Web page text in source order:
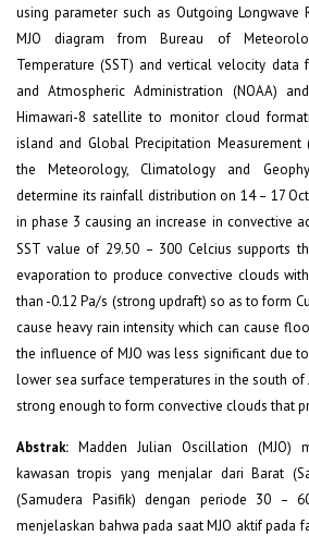
using parameter such as Outgoing Longwave
MJO diagram from Bureau of
Temperature (SST) and vertical velocity data
and Atmospheric Administration (NOAA)
Himawari-8 satellite to monitor cloud
island and Global Precipitation Measurement
the Meteorology, Climatology and
determine its rainfall distribution on 14 – 17
in phase 3 causing an increase in convective
SST value of 29.50– 300 Celcius supports
evaporation to produce convective clouds
than -0.12 Pa/s (strong updraft) so as to form
cause heavy rain intensity which can cause
the influence of MJO was less significant due
lower sea surface temperatures in the south
strong enough to form convective clouds that
Abstrak: Madden Julian Oscillation (MJO)
kawasan tropis yang menjalar dari Barat
(Samudera Pasifik) dengan periode 30 –
menjelaskan bahwa pada saat MJO aktif pada